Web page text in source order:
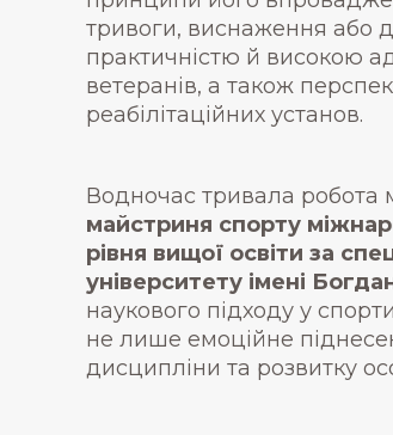
тривоги, виснаження або
практичністю й високою
ветеранів, а також
реабілітаційних установ.
Водночас тривала робота
майстриня спорту
рівня вищої освіти за
університету імені
наукового підходу у
не лише емоційне
дисципліни та розвитку